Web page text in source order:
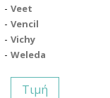
Veet
Vencil
Vichy
Weleda
Τιμή